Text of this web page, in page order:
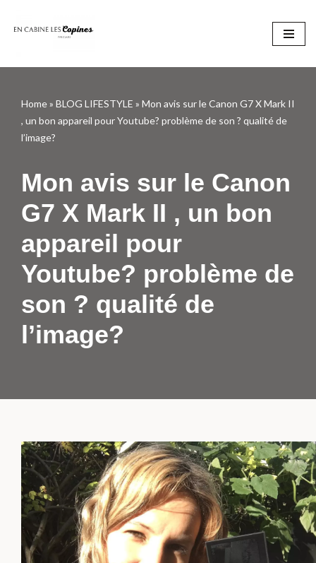
Home» BLOG LIFESTYLE » Mon avis sur le Canon G7 X Mark II
, un bon appareil pour Youtube? problème de son ? qualité de
l’image?
Mon avis sur le Canon
G7 X Mark II , un bon
appareil pour
Youtube? problème de
son ? qualité de
l’image?